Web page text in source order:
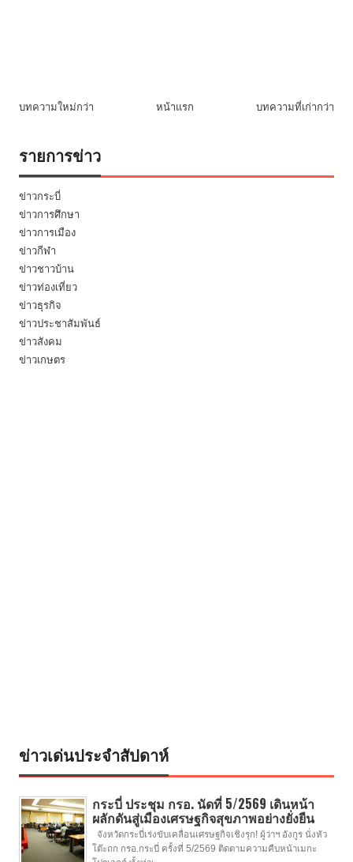
บทความใหม่กว่า บทความที่เก่ากว่า
หน้าแรก
รายการข่าว
ข่าวกระบี่
ข่าวการศึกษา
ข่าวการเมือง
ข่าวกีฬา
ข่าวชาวบ้าน
ข่าวท่องเที่ยว
ข่าวธุรกิจ
ข่าวประชาสัมพันธ์
ข่าวสังคม
ข่าวเกษตร
ข่าวเด่นประจำสัปดาห์
กระบี่ ประชุม กรอ. นัดที่ 5/2569 เดินหน้า
ผลักดันสู่เมืองเศรษฐกิจสุขภาพอย่างยั่งยืน
จังหวัดกระบี่เร่งขับเคลื่อนเศรษฐกิจเชิงรุก! ผู้ว่าฯ อังกูร นั่งหัว
โต๊ะถก กรอ.กระบี่ ครั้งที่ 5/2569 ติดตามความคืบหน้าเมกะ